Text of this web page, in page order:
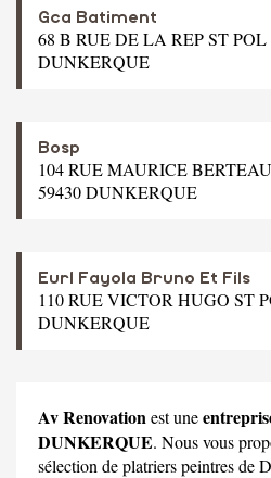
Gca Batiment
68 B RUE DE LA REP ST
DUNKERQUE
Bosp
104 RUE MAURICE
59430 DUNKERQUE
Eurl Fayola Bruno Et Fils
110 RUE VICTOR HUGO ST
DUNKERQUE
Av Renovationest une
DUNKERQUE. Nous vous
sélection de platriers peintres de